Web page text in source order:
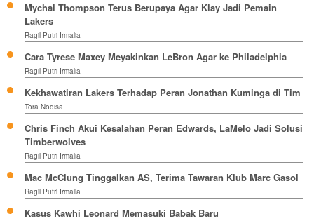
Mychal Thompson Terus Berupaya Agar Klay Jadi Pemain
Lakers
Ragil Putri Irmalia
Cara Tyrese Maxey Meyakinkan LeBron Agar ke Philadelphia
Ragil Putri Irmalia
Kekhawatiran Lakers Terhadap Peran Jonathan Kuminga di Tim
Tora Nodisa
Chris Finch Akui Kesalahan Peran Edwards, LaMelo Jadi Solusi
Timberwolves
Ragil Putri Irmalia
Mac McClung Tinggalkan AS, Terima Tawaran Klub Marc Gasol
Ragil Putri Irmalia
Kasus Kawhi Leonard Memasuki Babak Baru